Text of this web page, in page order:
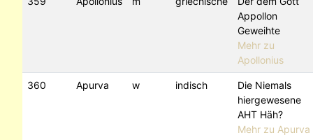
Appollon
Geweihte
Mehr zu
Apollonius
360 Apurva w indisch
Die Niemals
hiergewesene
AHT Häh?
Mehr zu Apurva